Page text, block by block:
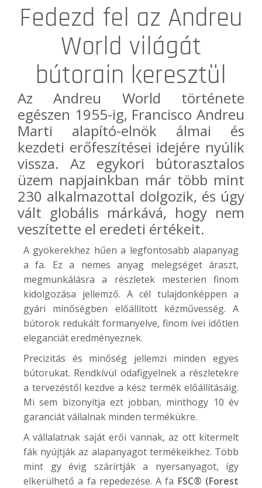
Fedezd fel az Andreu
World világát
bútorain keresztül
AzAndreu World története
egészen 1955-ig, Francisco Andreu
Marti alapító-elnök álmai és
kezdeti erőfeszítései idejére nyúlik
vissza. Az egykori bútorasztalos
üzem napjainkban már több mint
230 alkalmazottal dolgozik, és úgy
vált globális márkává, hogy nem
veszítette el eredeti értékeit.
A gyökerekhez hűen a legfontosabb alapanyag
a fa. Ez a nemes anyag melegséget áraszt,
megmunkálásra a részletek mesterien finom
kidolgozása jellemző. A cél tulajdonképpen a
gyári minőségben előállított kézművesség. A
bútorok redukált formanyelve, finom ívei időtlen
eleganciát eredményeznek.
Precizitás és minőség jellemzi minden egyes
bútorukat. Rendkívül odafigyelnek a részletekre
a tervezéstől kezdve a kész termék előállításáig.
Mi sem bizonyítja ezt jobban, minthogy 10 év
garanciát vállalnak minden termékükre.
A vállalatnak saját erői vannak, az ott kitermelt
fák nyújtják az alapanyagot termékeikhez. Több
mint gy évig szárírtják a nyersanyagot, így
elkerülhető a fa repedezése. A fa FSC® (Forest